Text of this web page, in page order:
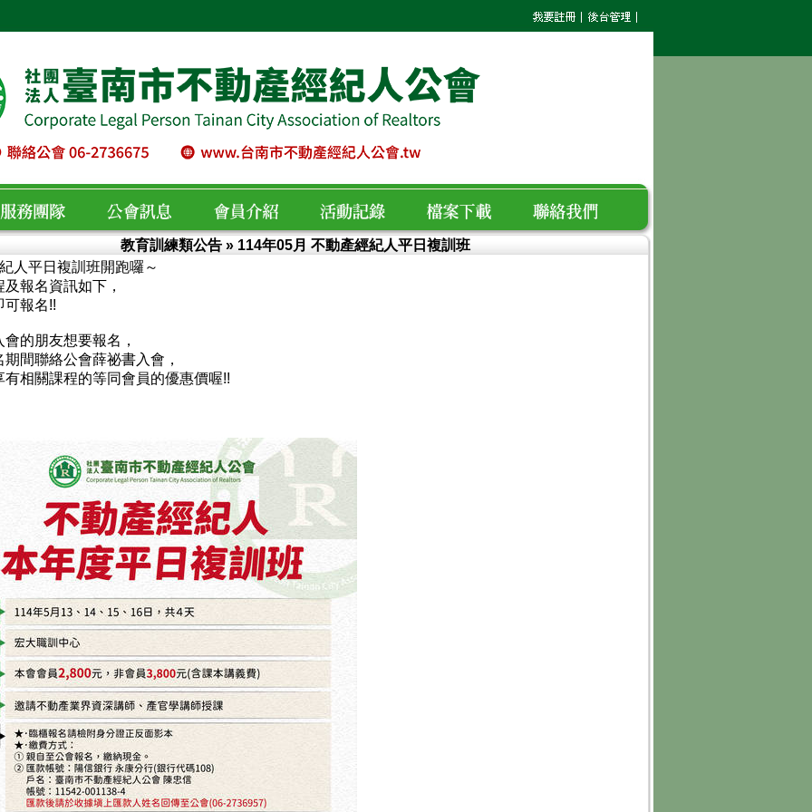
務團隊 公會訊息
教育訓練類公告» 114年05月 不動產經紀人平日複訓班
人平日複訓班開跑囉～
報名資訊如下，
可報名!!
的朋友想要報名，
間聯絡公會薛祕書入會，
有相關課程的等同會員的優惠價喔!!